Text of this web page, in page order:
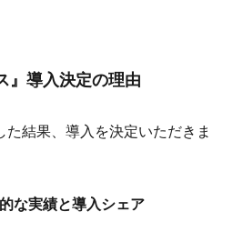
』導入決定の理由
結果、導入を決定いただきま
な実績と導入シェア